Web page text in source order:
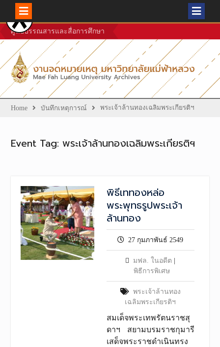
Skip
to
content
ศูนย์บรรณสารและสื่อการศึกษา
Home บันทึกเหตุการณ์ พระเจ้าล้านทองเฉลิมพระเกียรติฯ
Event Tag: พระเจ้าล้านทองเฉลิมพระเกียรติฯ
พิธีเททองหล่อ
พระพุทธรูปพระเจ้า
ล้านทอง
27 กุมภาพันธ์ 2549
มฟล. ในอดีต
พิธีการพิเศษ
พระเจ้าล้านทอง
เฉลิมพระเกียรติฯ
สมเด็จพระเทพรัตนราชสุ
ดาฯ สยามบรมราชกุมารี
เสด็จพระราชดำเนินทรง